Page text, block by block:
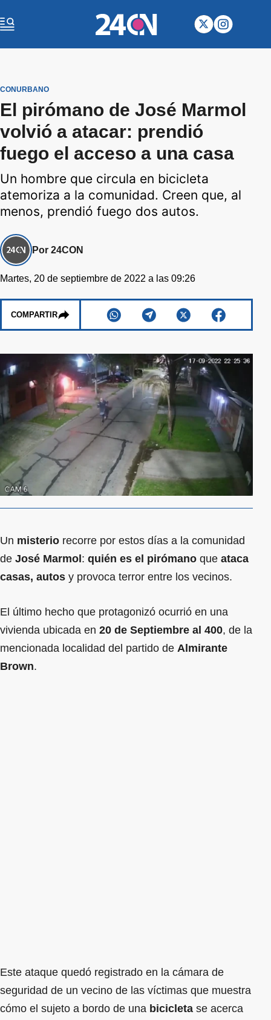
CONURBANO
El pirómano de José Marmol
volvió a atacar: prendió
fuego el acceso a una casa
Un hombre que circula en bicicleta
atemoriza a la comunidad. Creen que, al
menos, prendió fuego dos autos.
Por 24CON
Martes, 20 de septiembre de 2022 a las 09:26
COMPARTIR
Un misterio recorre por estos días a la comunidad
de José Marmol : quién es el pirómano que ataca
casas, autos y provoca terror entre los vecinos.
El último hecho que protagonizó ocurrió en una
vivienda ubicada en 20 de Septiembre al 400, de la
mencionada localidad del partido de Almirante
Brown.
Este ataque quedó registrado en la cámara de
seguridad de un vecino de las víctimas que muestra
cómo el sujeto a bordo de una bicicleta se acerca